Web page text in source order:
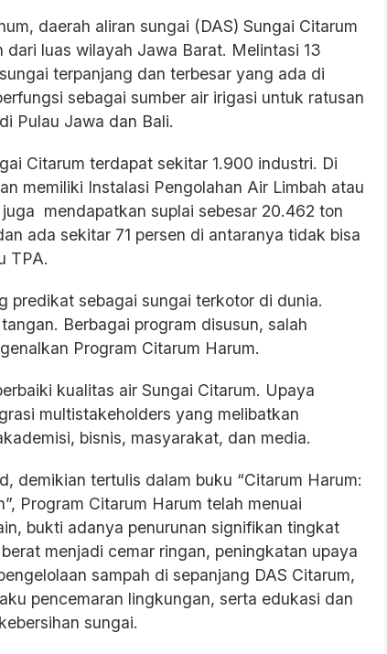
daerah aliran sungai (DAS) Sungai Citarum
luas wilayah Jawa Barat. Melintasi 13
terpanjang dan terbesar yang ada di
sebagai sumber air irigasi untuk ratusan
Pulau Jawa dan Bali.
Citarum terdapat sekitar 1.900 industri. Di
memiliki Instalasi Pengolahan Air Limbah atau
mendapatkan suplai sebesar 20.462 ton
ada sekitar 71 persen di antaranya tidak bisa
TPA.
predikat sebagai sungai terkotor di dunia.
Berbagai program disusun, salah
Program Citarum Harum.
kualitas air Sungai Citarum. Upaya
multistakeholders yang melibatkan
bisnis, masyarakat, dan media.
demikian tertulis dalam buku “Citarum Harum:
Program Citarum Harum telah menuai
bukti adanya penurunan signifikan tingkat
menjadi cemar ringan, peningkatan upaya
sampah di sepanjang DAS Citarum,
pencemaran lingkungan, serta edukasi dan
sungai.